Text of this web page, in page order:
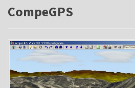
CompeGPS